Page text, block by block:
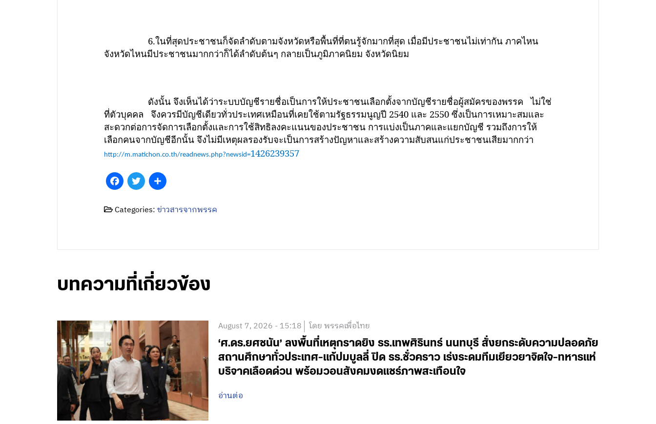
6.ในที่สุดประชาชนก็จัดลำดับตามจังหวัดหรือพื้นที่ที่ตนรู้จักมากที่สุด เมื่อมีประชาชนไม่เท่ากัน ภาคไหน
จังหวัดไหนมีประชาชนมากกว่าก็ได้ลำดับต้นๆ กลายเป็นภูมิภาคนิยม จังหวัดนิยม
ดังนั้น จึงเห็นได้ว่าระบบบัญชีรายชื่อเป็นการให้ประชาชนเลือกตั้งจากบัญชีรายชื่อผู้สมัครของพรรค ไม่ใช่
ที่ตัวบุคคล จึงควรมีบัญชีเดียวทั่วประเทศเหมือนที่เคยใช้ตามรัฐธรรมนูญปี 2540 และ 2550 ซึ่งเป็นการเหมาะสมและ
สะดวกต่อการจัดการเลือกตั้งและการใช้สิทธิลงคะแนนของประชาชน การแบ่งเป็นภาคและแยกบัญชี รวมถึงการให้
เลือกคนจากบัญชีอีกนั้น จึงไม่มีเหตุผลรองรับจะเป็นการสร้างปัญหาและสร้างความสับสนแก่ประชาชนเสียมากกว่า
http://m.matichon.co.th/readnews.php?newsid=1426239357
Facebook
TwitterShare
Categories:ข่าวสารจากพรรค
บทความที่เกี่ยวข้อง
August 7, 2026 - 15:18 โดย พรรคเพื่อไทย
‘ศ.ดร.ยศชนัน’ ลงพื้นที่เหตุกราดยิง รร.เทพศิรินทร์ นนทบุรี สั่งยกระดับความปลอดภัย
สถานศึกษาทั่วประเทศ-แก้ปมบูลลี่ ปิด รร.ชั่วคราว เร่งระดมทีมเยียวยาจิตใจ-ทหารแห่
บริจาคเลือดด่วน พร้อมวอนสังคมงดแชร์ภาพสะเทือนใจ
อ่านต่อ